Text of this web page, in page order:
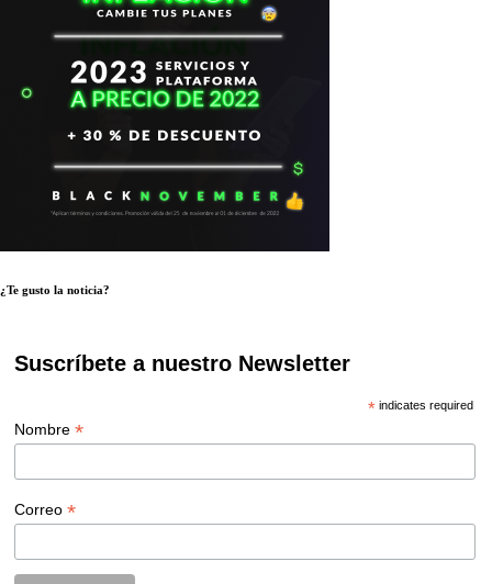
¿Te gusto la noticia?
Suscríbete a nuestro Newsletter
*indicates required
Nombre*
Correo*